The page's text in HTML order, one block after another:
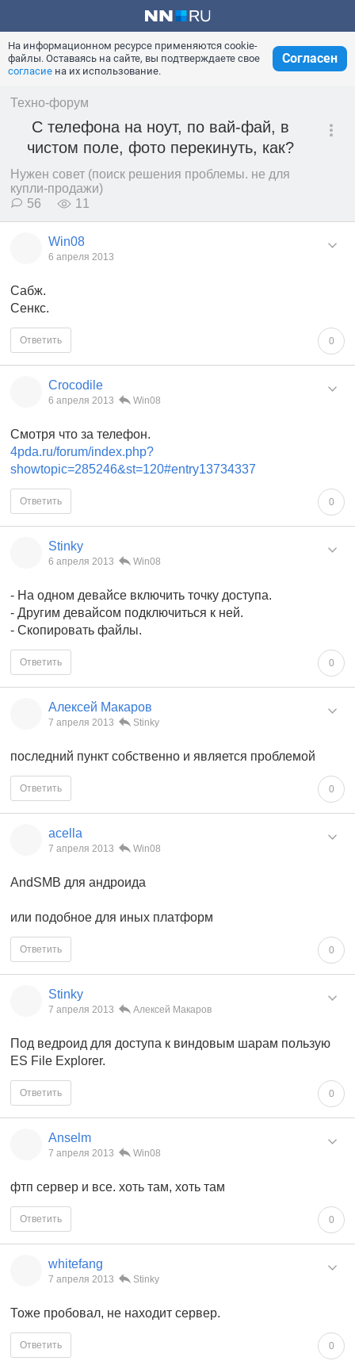
На информационном ресурсе применяются cookie-
файлы. Оставаясь на сайте, вы подтверждаете свое
согласие на их использование.
Согласен
Техно-форум
С телефона на ноут, по вай-фай, в
чистом поле, фото перекинуть, как?
Нужен совет (поиск решения проблемы. не для
купли-продажи)
56
11
Win08
6 апреля 2013
Сабж.
Сенкс.
0
Ответить
Crocodile
6 апреля 2013 Win08
Смотря что за телефон.
4pda.ru/forum/index.php?
showtopic=285246&st=120#entry13734337
0
Ответить
Stinky
6 апреля 2013 Win08
- На одном девайсе включить точку доступа.
- Другим девайсом подключиться к ней.
- Скопировать файлы.
0
Ответить
Алексей Макаров
7 апреля 2013 Stinky
последний пункт собственно и является проблемой
0
Ответить
acella
7 апреля 2013 Win08
AndSMB для андроида
или подобное для иных платформ
0
Ответить
Stinky
7 апреля 2013 Алексей Макаров
Под ведроид для доступа к виндовым шарам пользую
ES File Explorer.
0
Ответить
Anselm
7 апреля 2013 Win08
фтп сервер и все. хоть там, хоть там
0
Ответить
whitefang
7 апреля 2013 Stinky
Тоже пробовал, не находит сервер.
0
Ответить